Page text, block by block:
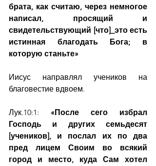
брата, как считаю, через немногое
написал, просящий и
свидетельствующий [что]_это есть
истинная благодать Бога; в
которую станьте»
Иисус направлял учеников на
благовестие вдвоем.
Лук.10:1: «После сего избрал
Господь и других семьдесят
[учеников], и послал их по два
пред лицем Своим во всякий
город и место, куда Сам хотел